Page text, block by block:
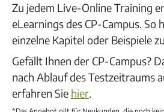
Zu jedem Live-Online Training
eLearnings des CP-Campus.
einzelne Kapitel oder Beispiele
Gefällt Ihnen der CP-Campus?
nach Ablauf des Testzeitraums
erfahren Sie hier.